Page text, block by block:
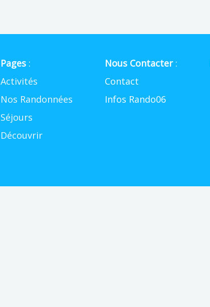
Pages:
Activités
Nos Randonnées
Séjours
Découvrir
Nous Contacter:
Contact
Infos Rando06